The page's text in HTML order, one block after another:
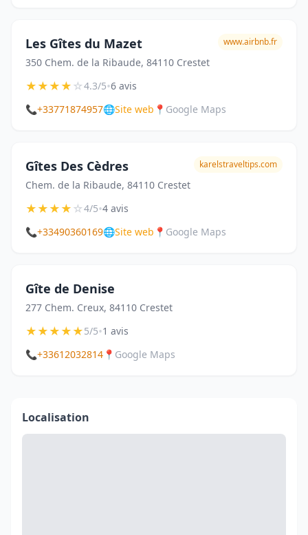
Les Gîtes du Mazet
350 Chem. de la Ribaude, 84110 Crestet
www.airbnb.fr
★★★★☆4.3/5•6 avis
📞+33771874957🌐Site web 📍 Google Maps
Gîtes Des Cèdres
Chem. de la Ribaude, 84110 Crestet
karelstraveltips.com
★★★★☆4/5•4 avis
📞+33490360169🌐Site web 📍 Google Maps
Gîte de Denise
277 Chem. Creux, 84110 Crestet
★★★★★5/5•1 avis
📞+33612032814 📍 Google Maps
Localisation